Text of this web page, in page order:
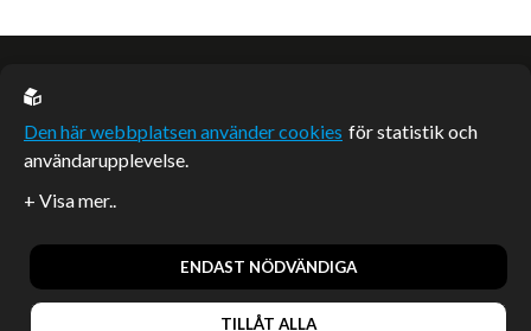
EU casino
Artiklar publicerade på webbplatsen som inte är märkta
redaktionellt är betalda samarbeten.
Den här webbplatsen använder cookies för statistik och
användarupplevelse.
ENDAST NÖDVÄNDIGA
TILLÅT ALLA